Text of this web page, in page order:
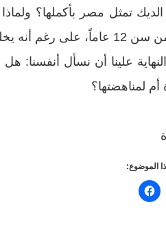
الديك تمثل مصر بأكملها؟
أكبر من سن 12 عاماً، على
علينا أن نسأل
أم لمناهضتها؟
الموضوع: